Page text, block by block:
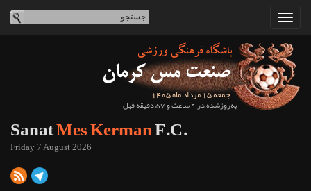
جمعه 15 مرداد ماه 1405
به‌روزشده در 9 ساعت و 57 دقیقه قبل
SanatMes KermanF.C.
Friday 7 August 2026